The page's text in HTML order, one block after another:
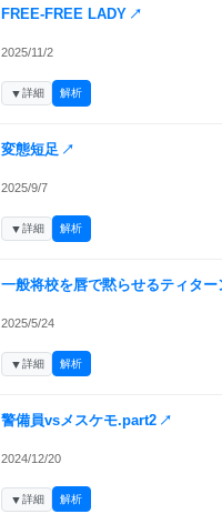
FREE-FREE LADY ↗
2025/11/2
▼詳細 解析
変態短足 ↗
2025/9/7
▼詳細 解析
一般将校を唇で黙らせるティター
2025/5/24
▼詳細 解析
警備員vsメスケモ.part2 ↗
2024/12/20
▼詳細 解析